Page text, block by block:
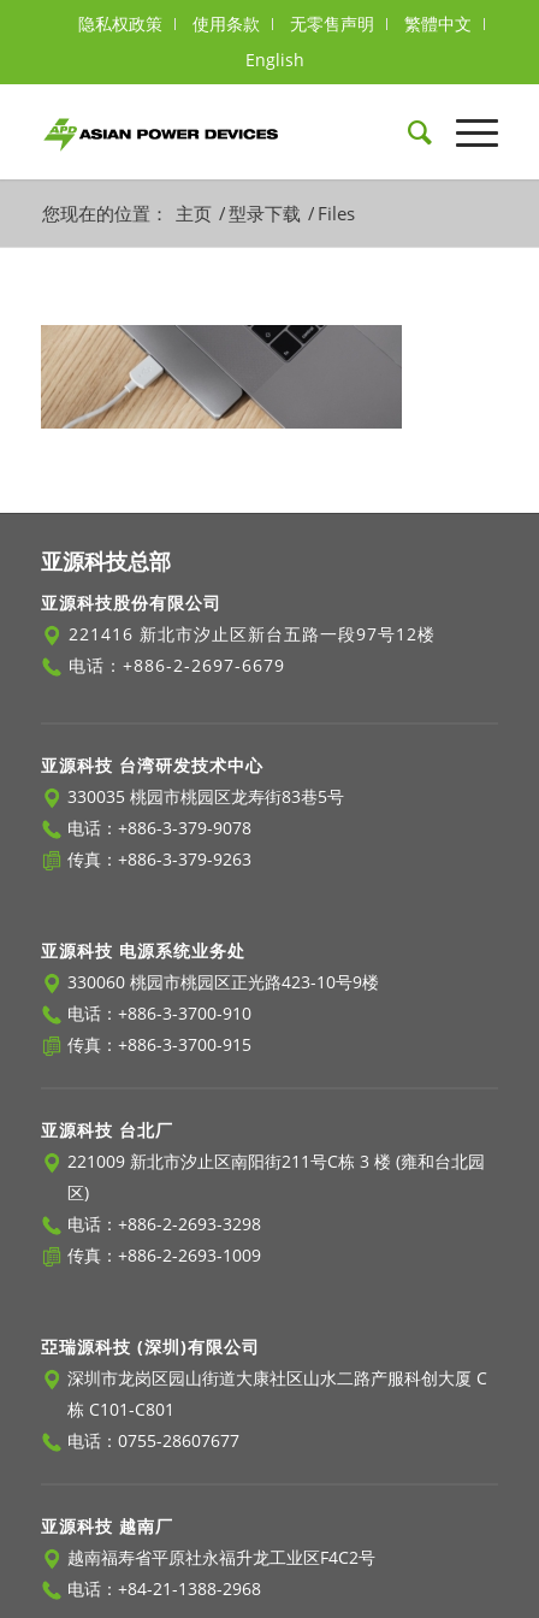
隐私权政策 使用条款 无零售声明
繁體中文
English
您现在的位置： 主页 /型录下载 / Files
亚源科技总部
亚源科技股份有限公司
221416 新北市汐止区新台五路一段97号12楼
电话： +886-2-2697-6679
亚源科技 台湾研发技术中心
330035 桃园市桃园区龙寿街83巷5号
电话： +886-3-379-9078
传真：+886-3-379-9263
亚源科技 电源系统业务处
330060 桃园市桃园区正光路423-10号9楼
电话： +886-3-3700-910
传真：+886-3-3700-915
亚源科技 台北厂
221009 新北市汐止区南阳街211号C栋 3 楼 (雍和台北园
区)
电话： +886-2-2693-3298
传真：+886-2-2693-1009
亞瑞源科技 (深圳)有限公司
深圳市龙岗区园山街道大康社区山水二路产服科创大厦 C
栋 C101-C801
电话： 0755-28607677
亚源科技 越南厂
越南福寿省平原社永福升龙工业区F4C2号
电话： +84-21-1388-2968